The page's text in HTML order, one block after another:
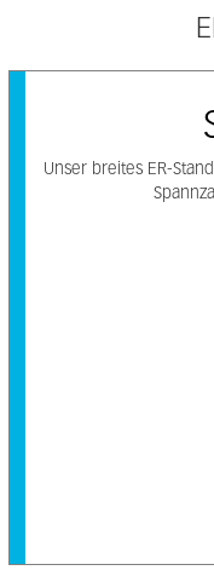
Unser breites ER-